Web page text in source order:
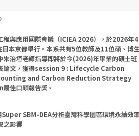
程與應用國際會議（ICIEA 2026），於2026年4
本京都舉行。本系共有5位教師及11位碩、博
朱治垣老師指導即將於今(2026)年畢業的碩士班
論文，獲得session 9 : Lifecycle Carbon
and Carbon Reduction Strategy
佳口頭報告獎。
Super SBM-DEA分析臺灣科學園區環境永續效
之影響